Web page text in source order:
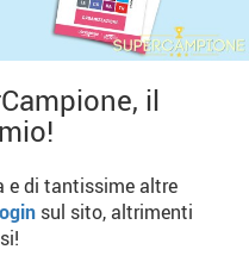
il
e di tantissime altre
sul sito, altrimenti